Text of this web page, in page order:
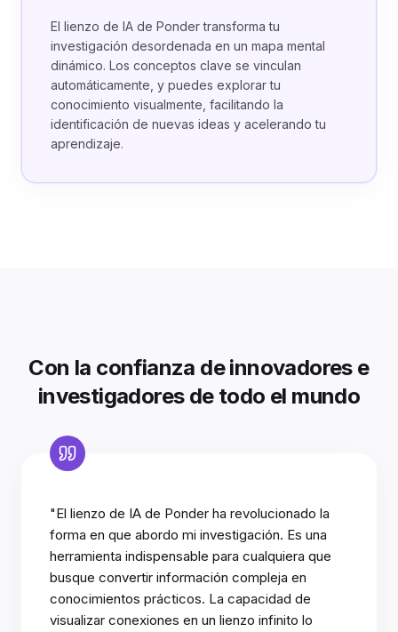
El lienzo de IA de Ponder transforma tu
investigación desordenada en un mapa mental
dinámico. Los conceptos clave se vinculan
automáticamente, y puedes explorar tu
conocimiento visualmente, facilitando la
identificación de nuevas ideas y acelerando tu
aprendizaje.
Con la confianza de innovadores e
investigadores de todo el mundo
"El lienzo de IA de Ponder ha revolucionado la
forma en que abordo mi investigación. Es una
herramienta indispensable para cualquiera que
busque convertir información compleja en
conocimientos prácticos. La capacidad de
visualizar conexiones en un lienzo infinito lo